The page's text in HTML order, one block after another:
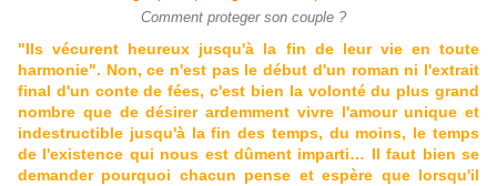
Comment proteger son couple ?
"Ils vécurent heureux jusqu'à la fin de leur vie en toute
harmonie". Non, ce n'est pas le début d'un roman ni l'extrait
final d'un conte de fées, c'est bien la volonté du plus grand
nombre que de désirer ardemment vivre l'amour unique et
indestructible jusqu'à la fin des temps, du moins, le temps
de l'existence qui nous est dûment imparti… Il faut bien se
demander pourquoi chacun pense et espère que lorsqu'il